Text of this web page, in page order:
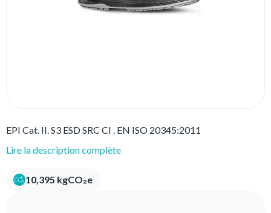
EPI Cat. II. S3 ESD SRC CI . EN ISO 20345:2011
Lire la description complète
10,395 kgCO₂e